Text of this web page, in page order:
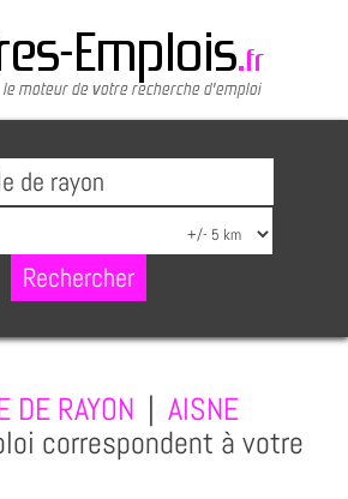
DE RAYON
AISNE
correspondent à votre